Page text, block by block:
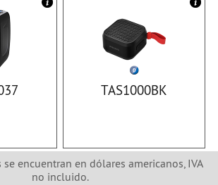
TAS1000BK
encuentran en dólares americanos, IVA
no incluido.